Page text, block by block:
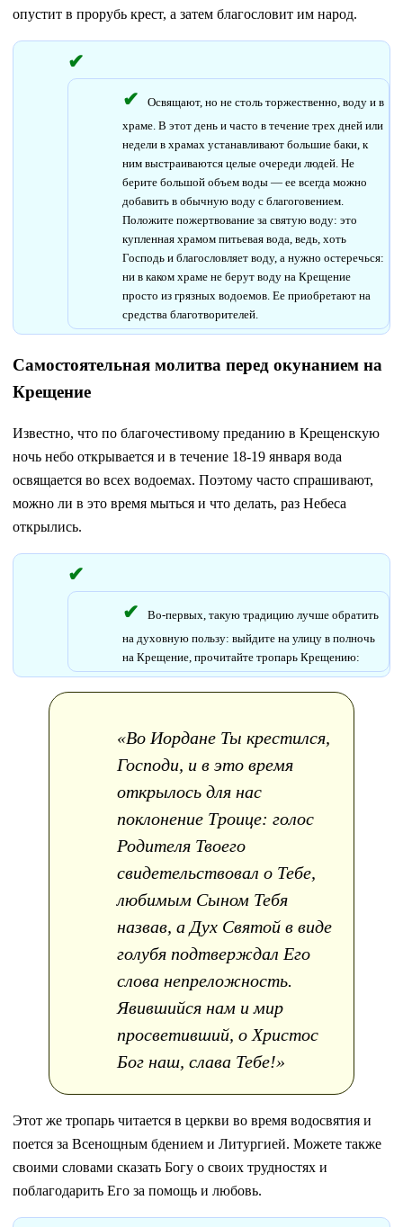
опустит в прорубь крест, а затем благословит им народ.
Освящают, но не столь торжественно, воду и в
храме. В этот день и часто в течение трех дней или
недели в храмах устанавливают большие баки, к
ним выстраиваются целые очереди людей. Не
берите большой объем воды — ее всегда можно
добавить в обычную воду с благоговением.
Положите пожертвование за святую воду: это
купленная храмом питьевая вода, ведь, хоть
Господь и благословляет воду, а нужно остеречься:
ни в каком храме не берут воду на Крещение
просто из грязных водоемов. Ее приобретают на
средства благотворителей.
Самостоятельная молитва перед окунанием на
Крещение
Известно, что по благочестивому преданию в Крещенскую
ночь небо открывается и в течение 18-19 января вода
освящается во всех водоемах. Поэтому часто спрашивают,
можно ли в это время мыться и что делать, раз Небеса
открылись.
Во-первых, такую традицию лучше обратить
на духовную пользу: выйдите на улицу в полночь
на Крещение, прочитайте тропарь Крещению:
«Во Иордане Ты крестился,
Господи, и в это время
открылось для нас
поклонение Троице: голос
Родителя Твоего
свидетельствовал о Тебе,
любимым Сыном Тебя
назвав, а Дух Святой в виде
голубя подтверждал Его
слова непреложность.
Явившийся нам и мир
просветивший, о Христос
Бог наш, слава Тебе!»
Этот же тропарь читается в церкви во время водосвятия и
поется за Всенощным бдением и Литургией. Можете также
своими словами сказать Богу о своих трудностях и
поблагодарить Его за помощь и любовь.